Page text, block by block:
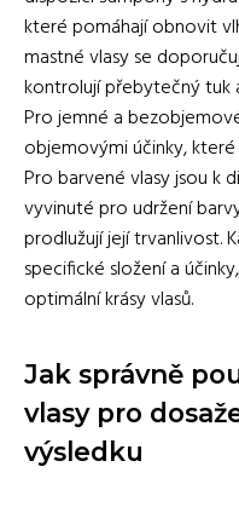
které pomáhají obnovit
mastné vlasy se
kontrolují přebytečný tuk
Pro jemné a
objemovými účinky,
Pro barvené vlasy jsou k
vyvinuté pro udržení
prodlužují její trvanlivost.
specifické složení a
optimální krásy vlasů.
Jak správně
vlasy pro
výsledku